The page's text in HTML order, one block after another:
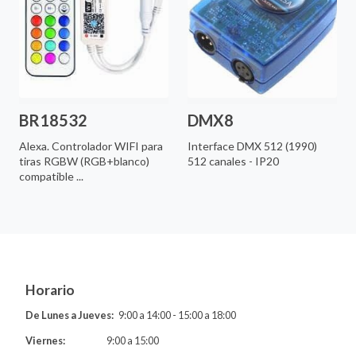
BR18532
Alexa. Controlador WIFI para
tiras RGBW (RGB+blanco)
compatible ...
DMX8
Interface DMX 512 (1990)
512 canales - IP20
Horario
De Lunes a Jueves: 9:00 a 14:00 - 15:00 a 18:00
Viernes: 9:00 a 15:00